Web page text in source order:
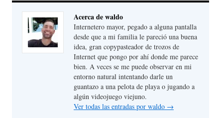
Acerca de waldo
Internetero mayor, pegado a alguna pantalla
desde que a mi familia le pareció una buena
idea, gran copypasteador de trozos de
Internet que pongo por ahí donde me parece
bien. A veces se me puede observar en mi
entorno natural intentando darle un
guantazo a una pelota de playa o jugando a
algún videojuego viejuno.
Ver todas las entradas por waldo →